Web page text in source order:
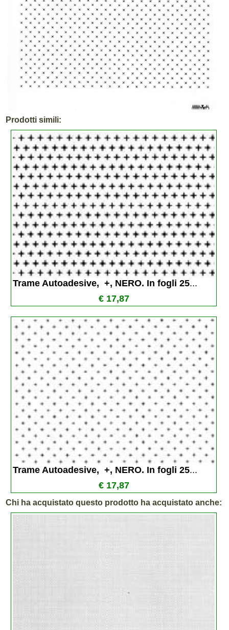
Prodotti simili:
Trame Autoadesive,  +, NERO. In fogli 25...
€ 17,87
Trame Autoadesive,  +, NERO. In fogli 25...
€ 17,87
Chi ha acquistato questo prodotto ha acquistato anche: